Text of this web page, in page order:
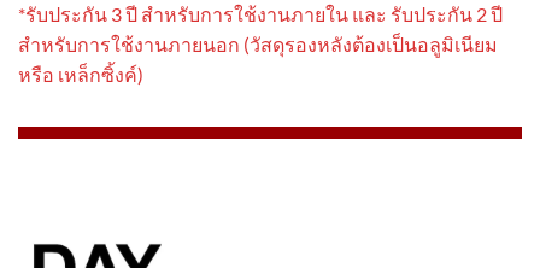
*รับประกัน 3 ปี สําหรับการใช้งานภายใน และ รับประกัน 2 ปี
สําหรับการใช้งานภายนอก (วัสดุรองหลังต้องเป็นอลูมิเนียม
หรือ เหล็กซิ้งค์)